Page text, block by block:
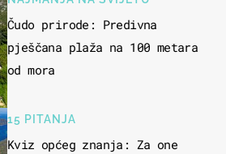
Čudo prirode: Predivna
pješčana plaža na 100 metara
od mora
15 PITANJA
Kviz općeg znanja: Za one